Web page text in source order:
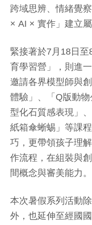
跨域思辨、情緒覺
× AI × 實作」建立
緊接著於7月18日
育學習營」，則進
邀請各界模型師與
體驗」、「Q版動
型化石質感表現」
紙箱傘蜥蜴」等課
巧，更帶領孩子理
作流程，在組裝與
間概念與審美能力。
本次暑假系列活動
外，也延伸至經國